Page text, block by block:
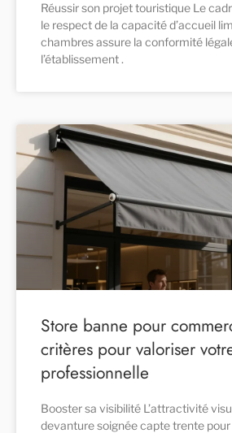
Réussir son projet touristique Le
le respect de la capacité d’accueil
chambres assure la conformité
l’établissement .
Store banne pour
critères pour valoriser
professionnelle
Booster sa visibilité L’attractivité
devanture soignée capte trente